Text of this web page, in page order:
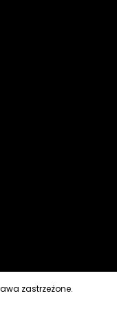
zastrzeżone.